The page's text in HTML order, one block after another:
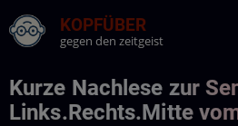
Direkt
zum
KOPFÜBER
gegen den zeitgeist
Kurze Nachlese zur
Links.Rechts.Mitte